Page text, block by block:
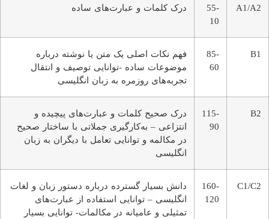
A1/A2
55-
10
درک کلمات و عبارت‌های ساده
B1
85-
60
فهم نکات اصلی یک متن یا نوشته درباره
موضوعات ساده -توانایی توصیف و انتقال
تجربه‌های روزمره به زبان انگلیسی
B2
115-
90
درک صحیح کلمات و عبارت‌های پیچیده و
انتزاعی – به‌کارگیری جملاتی با ساختار صحیح
در مکالمه و توانایی تعامل با دیگران به زبان
انگلیسی
C1/C2
160-
120
دانش بسیار گسترده درباره دستور زبان و لغات
انگلیسی – توانایی استفاده از عبارت‌های
تمثیلی و عامیانه در مکالمات- توانایی بسیار